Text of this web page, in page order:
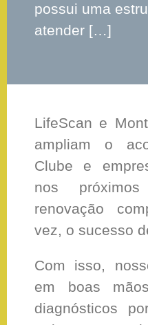
possui uma
atender […]
LifeScan e
ampliam o
Clube e
nos
renovação
vez, o sucesso
Com isso,
em boas
diagnósticos